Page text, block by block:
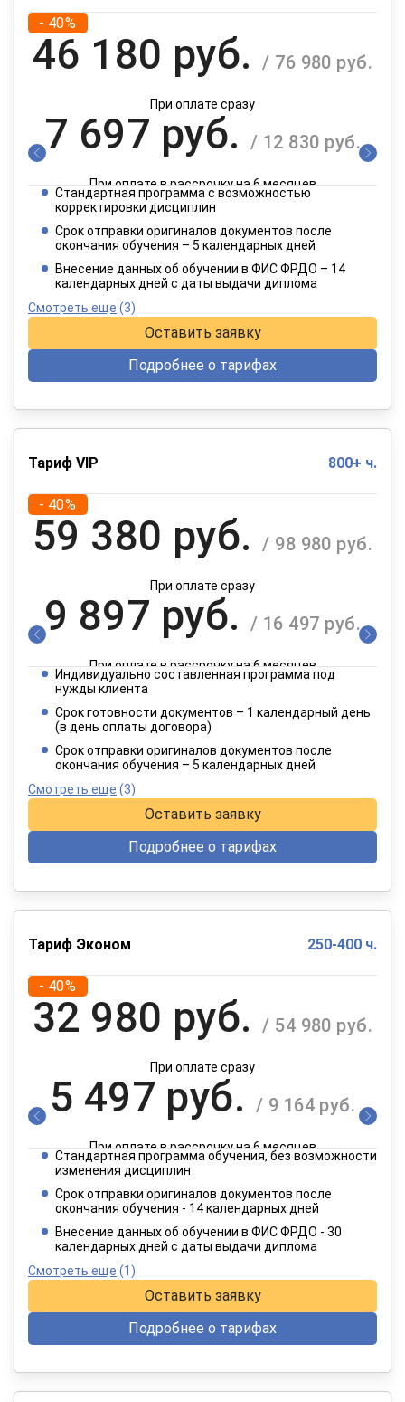
- 40%
46 180 руб. / 76 980 руб.
При оплате сразу
7 697 руб. / 12 830 руб.
При оплате в рассрочку на 6 месяцев
3 849 руб.
При оплате в рассрочку на 12 месяцев
Стандартная программа с возможностью
корректировки дисциплин
Срок отправки оригиналов документов после
окончания обучения – 5 календарных дней
Внесение данных об обучении в ФИС ФРДО – 14
календарных дней с даты выдачи диплома
Смотреть еще (3)
Оставить заявку
Подробнее о тарифах
Тариф VIP 800+ ч.
- 40%
59 380 руб. / 98 980 руб.
При оплате сразу
9 897 руб. / 16 497 руб.
При оплате в рассрочку на 6 месяцев
4 949 руб. / 8 249 руб.
При оплате в рассрочку на 12 месяцев
Индивидуально составленная программа под
нужды клиента
Срок готовности документов – 1 календарный день
(в день оплаты договора)
Срок отправки оригиналов документов после
окончания обучения – 5 календарных дней
Смотреть еще (3)
Оставить заявку
Подробнее о тарифах
Тариф Эконом 250-400 ч.
- 40%
32 980 руб. / 54 980 руб.
При оплате сразу
5 497 руб. / 9 164 руб.
При оплате в рассрочку на 6 месяцев
2 749 руб.
При оплате в рассрочку на 12 месяцев
Стандартная программа обучения, без возможности
изменения дисциплин
Срок отправки оригиналов документов после
окончания обучения - 14 календарных дней
Внесение данных об обучении в ФИС ФРДО - 30
календарных дней с даты выдачи диплома
Смотреть еще (1)
Оставить заявку
Подробнее о тарифах